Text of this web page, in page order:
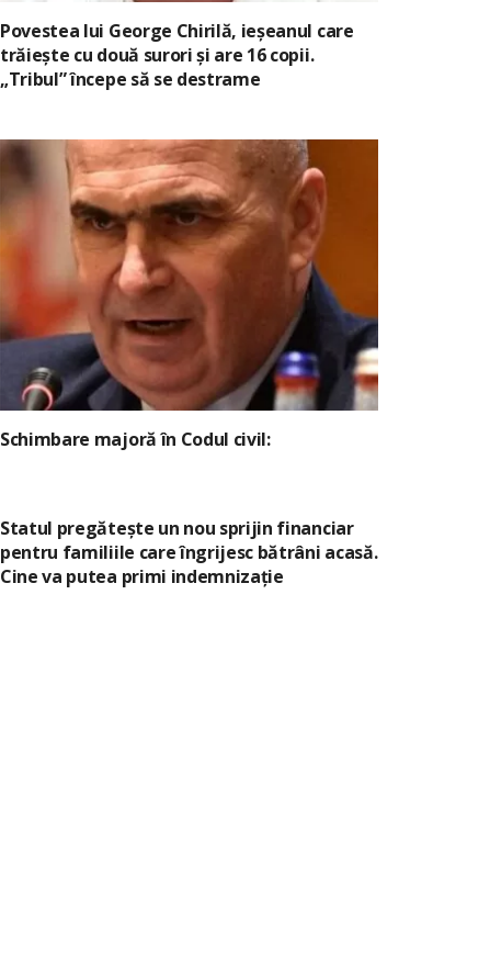
Povestea lui George Chirilă, ieșeanul care
trăiește cu două surori și are 16 copii.
„Tribul” începe să se destrame
Schimbare majoră în Codul civil:
Statul pregătește un nou sprijin financiar
pentru familiile care îngrijesc bătrâni acasă.
Cine va putea primi indemnizație